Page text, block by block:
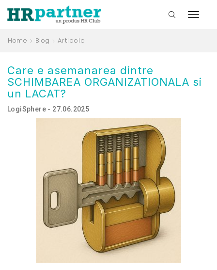
Home Blog Articole
Care e asemanarea dintre
SCHIMBAREA ORGANIZATIONALA si
un LACAT?
LogiSphere - 27.06.2025